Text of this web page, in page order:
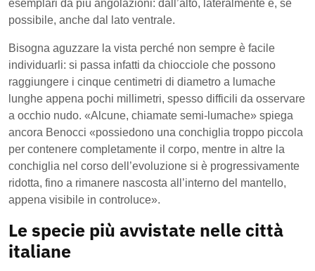
esemplari da più angolazioni: dall’alto, lateralmente e, se
possibile, anche dal lato ventrale.
Bisogna aguzzare la vista perché non sempre è facile
individuarli: si passa infatti da chiocciole che possono
raggiungere i cinque centimetri di diametro a lumache
lunghe appena pochi millimetri, spesso difficili da osservare
a occhio nudo. «Alcune, chiamate semi-lumache» spiega
ancora Benocci «possiedono una conchiglia troppo piccola
per contenere completamente il corpo, mentre in altre la
conchiglia nel corso dell’evoluzione si è progressivamente
ridotta, fino a rimanere nascosta all’interno del mantello,
appena visibile in controluce».
Le specie più avvistate nelle città
italiane